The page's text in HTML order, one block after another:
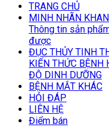
TRANG CHỦ
MINH NHÃN
Thông tin sản
được
ĐỤC THỦY TINH
KIẾN THỨC BỆNH
ĐỘ DINH DƯỠNG
BỆNH MẮT KHÁC
HỎI ĐÁP
LIÊN HỆ
Điểm bán